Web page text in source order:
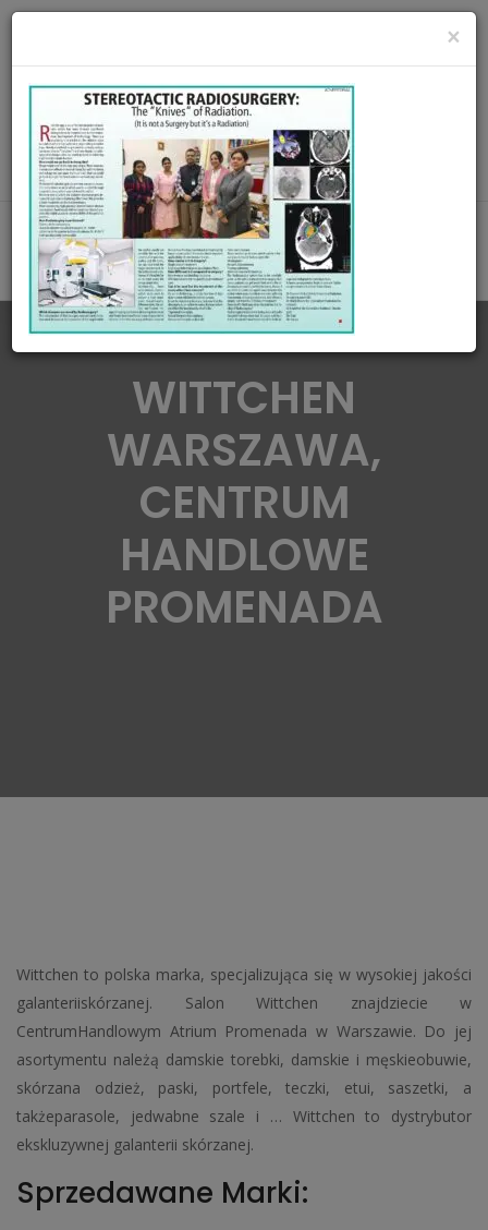
Call Us : 8420345509 / 9432922741
MAKE APPOINMENT
WITTCHEN
WARSZAWA,
CENTRUM
HANDLOWE
PROMENADA
Wittchen to polska marka, specjalizująca się w wysokiej jakości
galanteriiskórzanej. Salon Wittchen znajdziecie w
CentrumHandlowym Atrium Promenada w Warszawie. Do jej
asortymentu należą damskie torebki, damskie i męskieobuwie,
skórzana odzież, paski, portfele, teczki, etui, saszetki, a
takżeparasole, jedwabne szale i … Wittchen to dystrybutor
ekskluzywnej galanterii skórzanej.
Sprzedawane Marki:
×